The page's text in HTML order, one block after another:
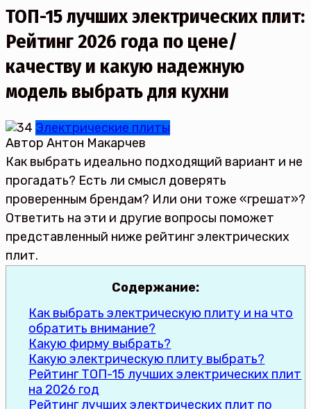
ТОП-15 лучших электрических плит:
Рейтинг 2026 года по цене/
качеству и какую надежную
модель выбрать для кухни
Электрические плиты
Автор Антон Макарчев
Как выбрать идеально подходящий вариант и не
прогадать? Есть ли смысл доверять
проверенным брендам? Или они тоже «грешат»?
Ответить на эти и другие вопросы поможет
представленный ниже рейтинг электрических
плит.
Содержание:
Как выбрать электрическую плиту и на что
обратить внимание?
Какую фирму выбрать?
Какую электрическую плиту выбрать?
Рейтинг ТОП-15 лучших электрических плит
на 2026 год
Рейтинг лучших электрических плит по